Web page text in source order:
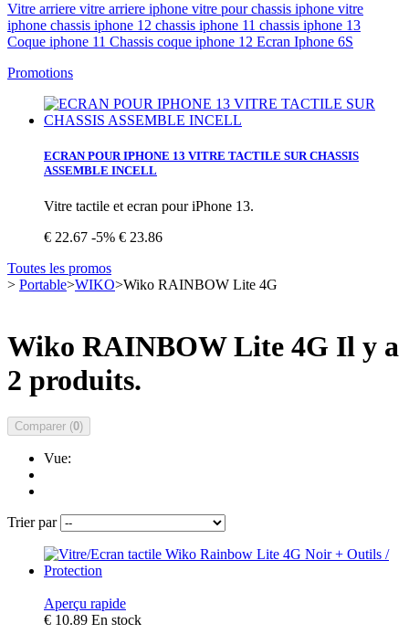
Vitre arriere vitre arriere iphone vitre pourchassis iphone vitre
iphone chassis iphone 12 chassis iphone 11 chassis iphone 13
Coque iphone 11 Chassis coque iphone 12 Ecran Iphone 6S
Promotions
ECRAN POUR IPHONE 13 VITRE TACTILE SUR CHASSIS
ASSEMBLE INCELL
Vitre tactile et ecran pour iPhone 13.
€ 22.67 -5% € 23.86
Toutes les promos
> Portable>WIKO>Wiko RAINBOW Lite 4G
Wiko RAINBOW Lite 4G Il y a
2 produits.
Comparer (0)
Vue:
Trier par
Aperçu rapide
€ 10.89 En stock